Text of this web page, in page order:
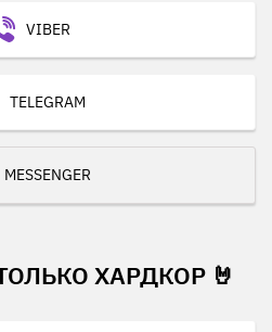
VIBER
TELEGRAM
MESSENGER
ХАРДКОР 🤘